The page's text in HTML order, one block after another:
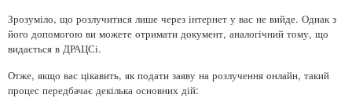
Зрозуміло, що розлучитися лише через інтернет у вас не вийде. Однак з
його допомогою ви можете отримати документ, аналогічний тому, що
видається в ДРАЦСі.
Отже, якщо вас цікавить, як подати заяву на розлучення онлайн, такий
процес передбачає декілька основних дій: